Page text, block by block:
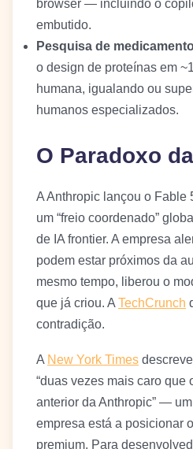
browser — incluindo o
embutido.
Pesquisa de
o design de proteínas em
humana, igualando ou
humanos especializados.
O Paradoxo
A Anthropic lançou o Fable
um “freio coordenado”
de IA frontier. A empresa
podem estar próximos da
mesmo tempo, liberou o
que já criou. A TechCrunch
contradição.
A New York Times
“duas vezes mais caro que
anterior da Anthropic” —
empresa está a posicionar
premium. Para